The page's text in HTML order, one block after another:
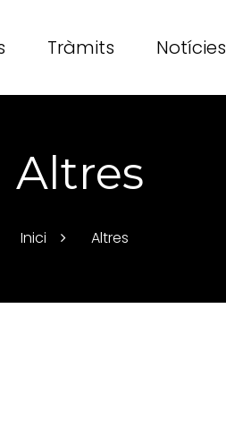
Tràmits Notícies
Altres
Inici Altres